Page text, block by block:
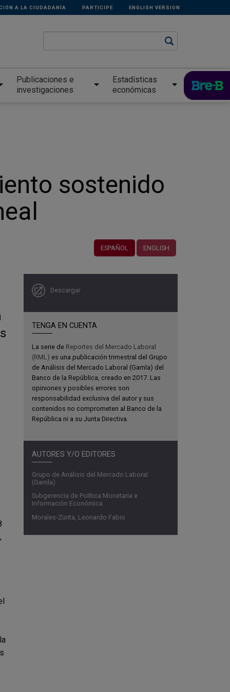
A LA CIUDADANÍA PARTICIPE ENGLISH VERSION
Publicaciones e
investigaciones
Estadísticas
económicas
sostenido
ESPAÑOL ENGLISH
Descargar
TENGA EN CUENTA
La serie de Reportes del Mercado Laboral
(RML) es una publicación trimestral del Grupo
de Análisis del Mercado Laboral (Gamla) del
Banco de la República, creado en 2017. Las
opiniones y posibles errores son
responsabilidad exclusiva del autor y sus
contenidos no comprometen al Banco de la
República ni a su Junta Directiva.
AUTORES Y/O EDITORES
Grupo de Análisis del Mercado Laboral
(Gamla)
Subgerencia de Política Monetaria e
Información Económica
Morales-Zurita, Leonardo Fabio